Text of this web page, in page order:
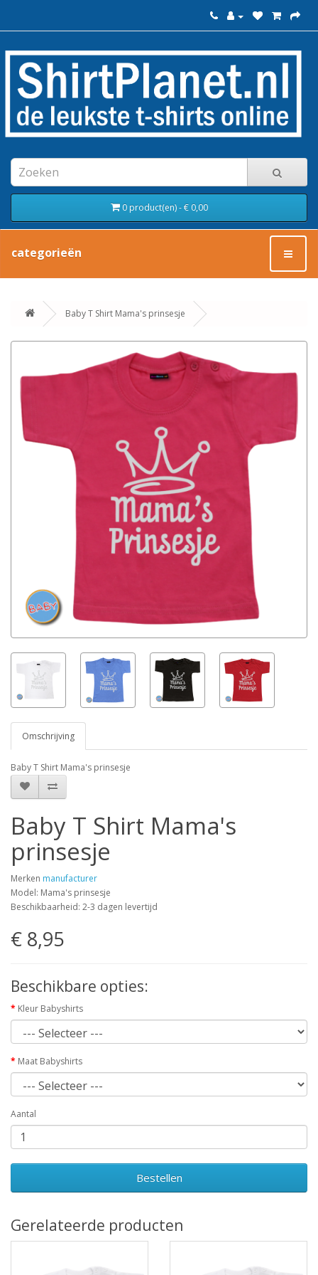
0 product(en) - € 0,00
categorieën
Baby T Shirt Mama's prinsesje
Omschrijving
Baby T Shirt Mama's prinsesje
Baby T Shirt Mama's
prinsesje
Merken manufacturer
Model: Mama's prinsesje
Beschikbaarheid: 2-3 dagen levertijd
€ 8,95
Beschikbare opties:
Kleur Babyshirts
Maat Babyshirts
Aantal
Bestellen
Gerelateerde producten